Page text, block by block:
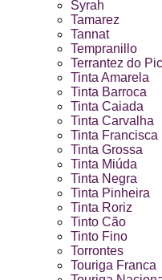
Syrah
Tamarez
Tannat
Tempranillo
Terrantez do
Tinta Amarela
Tinta Barroca
Tinta Caiada
Tinta Carvalha
Tinta Francisca
Tinta Grossa
Tinta Miúda
Tinta Negra
Tinta Pinheira
Tinta Roriz
Tinto Cão
Tinto Fino
Torrontes
Touriga Franca